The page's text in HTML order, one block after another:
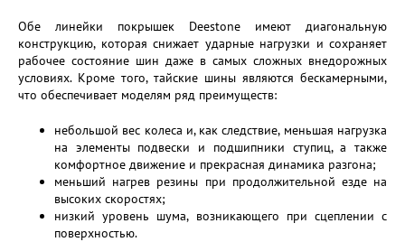
Обе линейки покрышек Deestone имеют диагональную
конструкцию, которая снижает ударные нагрузки и сохраняет
рабочее состояние шин даже в самых сложных внедорожных
условиях. Кроме того, тайские шины являются бескамерными,
что обеспечивает моделям ряд преимуществ:
небольшой вес колеса и, как следствие, меньшая нагрузка
на элементы подвески и подшипники ступиц, а также
комфортное движение и прекрасная динамика разгона;
меньший нагрев резины при продолжительной езде на
высоких скоростях;
низкий уровень шума, возникающего при сцеплении с
поверхностью.